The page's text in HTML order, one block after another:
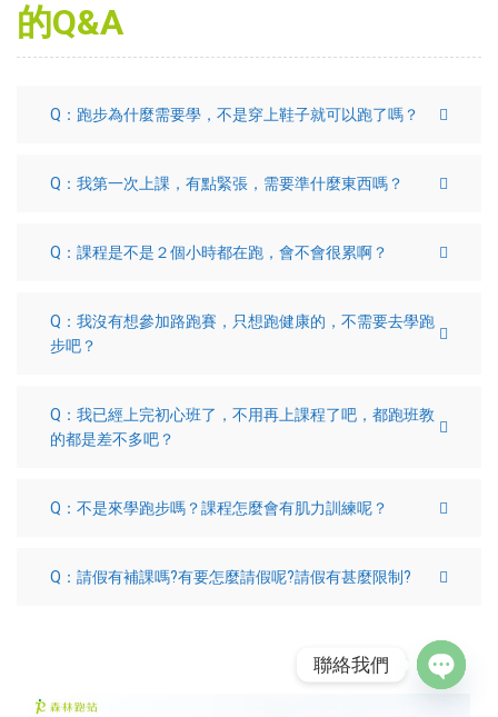
的Q&A
Q：跑步為什麼需要學，不是穿上鞋子就可以跑了嗎？
Q：我第一次上課，有點緊張，需要準什麼東西嗎？
Q：課程是不是２個小時都在跑，會不會很累啊？
Q：我沒有想參加路跑賽，只想跑健康的，不需要去學跑
步吧？
Q：我已經上完初心班了，不用再上課程了吧，都跑班教
的都是差不多吧？
Q：不是來學跑步嗎？課程怎麼會有肌力訓練呢？
Q：請假有補課嗎?有要怎麼請假呢?請假有甚麼限制?
聯絡我們